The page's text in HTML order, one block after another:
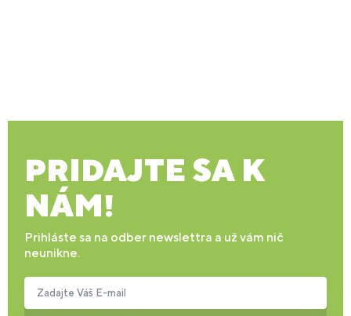
PRIDAJTE SA K
NÁM!
Prihláste sa na odber newslettra a už vám nič
neunikne.
Zadajte Váš E-mail